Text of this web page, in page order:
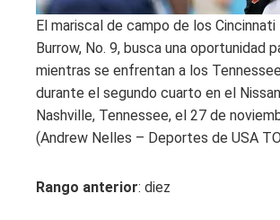
El mariscal de campo de los
Burrow, No. 9, busca una oportunidad
mientras se enfrentan a los
durante el segundo cuarto en el
Nashville, Tennessee, el 27 de
(Andrew Nelles – Deportes de USA
Rango anterior: diez